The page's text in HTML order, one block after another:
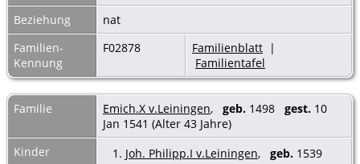
Beziehung
nat
Familien-
Kennung
F02878 Familienblatt |
Familientafel
Familie Emich.X v.Leiningen, geb. 1498 gest. 10
Jan 1541 (Alter 43 Jahre)
Kinder
1. Joh. Philipp.I v.Leiningen, geb. 1539